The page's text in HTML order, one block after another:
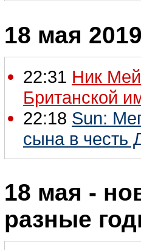
18 мая
22:31 Ник
Британской
22:18 Sun:
сына в честь
18 мая -
разные